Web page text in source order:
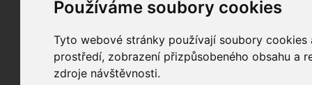
Používáme soubory cookies
Tyto webové stránky používají soubory
prostředí, zobrazení přizpůsobeného obsahu a
zdroje návštěvnosti.
Radek K. alias Radek K.
Brno
Jazyk: cs
39
9